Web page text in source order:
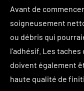
Avant de
soigneusement
ou débris qui
l’adhésif. Les
doivent également
haute qualité de